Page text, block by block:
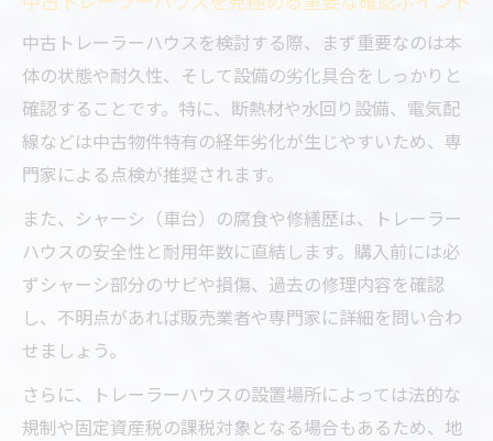
中古トレーラーハウスを検討する際、まず重要なのは本
体の状態や耐久性、そして設備の劣化具合をしっかりと
確認することです。特に、断熱材や水回り設備、電気配
線などは中古物件特有の経年劣化が生じやすいため、専
門家による点検が推奨されます。
また、シャーシ（車台）の腐食や修繕歴は、トレーラー
ハウスの安全性と耐用年数に直結します。購入前には必
ずシャーシ部分のサビや損傷、過去の修理内容を確認
し、不明点があれば販売業者や専門家に詳細を問い合わ
せましょう。
さらに、トレーラーハウスの設置場所によっては法的な
規制や固定資産税の課税対象となる場合もあるため、地